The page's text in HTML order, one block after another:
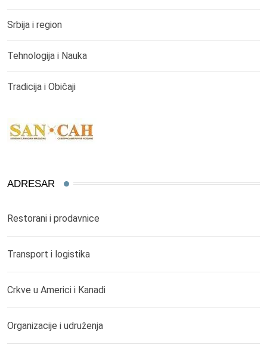
Srbija i region
Tehnologija i Nauka
Tradicija i Običaji
ADRESAR
Restorani i prodavnice
Transport i logistika
Crkve u Americi i Kanadi
Organizacije i udruženja